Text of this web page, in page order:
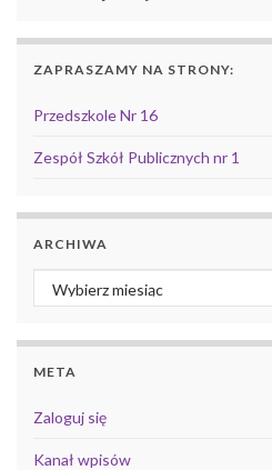
ZAPRASZAMY NA STRONY:
Przedszkole Nr 16
Zespół Szkół Publicznych nr 1
ARCHIWA
Archiwa
META
Zaloguj się
Kanał wpisów